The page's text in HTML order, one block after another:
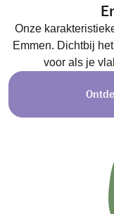
Onze
Emmen. Dichtbij
voor als je